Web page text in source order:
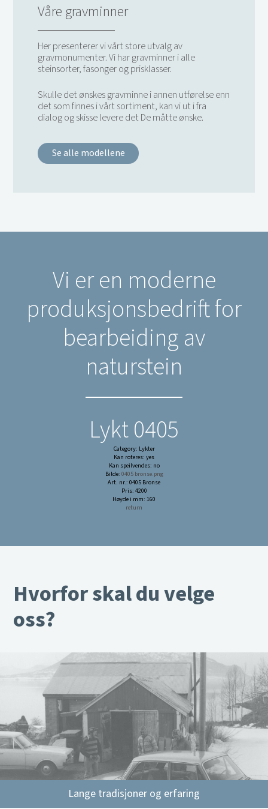
Våre gravminner
Her presenterer vi vårt store utvalg av
gravmonumenter. Vi har gravminner i alle
steinsorter, fasonger og prisklasser.
Skulle det ønskes gravminne i annen utførelse enn
det som finnes i vårt sortiment, kan vi ut i fra
dialog og skisse levere det De måtte ønske.
Se alle modellene
Vi er en moderne
produksjonsbedrift for
bearbeiding av
naturstein
Lykt 0405
Category: Lykter
Kan roteres: yes
Kan speilvendes: no
Bilde: 0405 bronse.png
Art. nr.: 0405 Bronse
Pris: 4200
Høyde i mm: 160
return
Hvorfor skal du velge
oss?
Lange tradisjoner og erfaring